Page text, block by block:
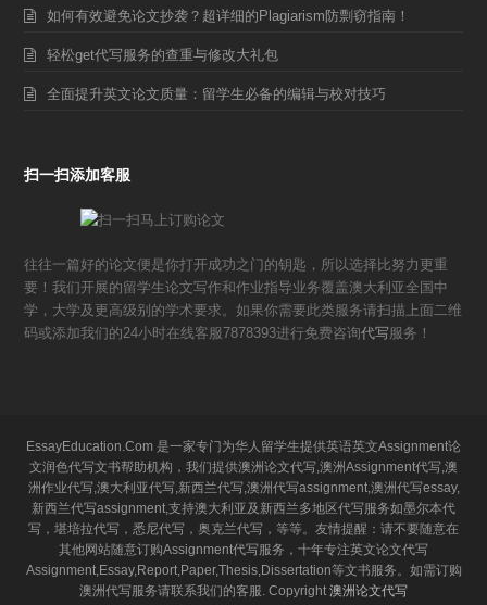
如何有效避免论文抄袭？超详细的Plagiarism防剽窃指南！
轻松get代写服务的查重与修改大礼包
全面提升英文论文质量：留学生必备的编辑与校对技巧
扫一扫添加客服
往往一篇好的论文便是你打开成功之门的钥匙，所以选择比努力更重
要！我们开展的留学生论文写作和作业指导业务覆盖澳大利亚全国中
学，大学及更高级别的学术要求。如果你需要此类服务请扫描上面二维
码或添加我们的24小时在线客服7878393进行免费咨询代写服务！
EssayEducation.Com 是一家专门为华人留学生提供英语英文Assignment论
文润色代写文书帮助机构，我们提供澳洲论文代写,澳洲Assignment代写,澳
洲作业代写,澳大利亚代写,新西兰代写,澳洲代写assignment,澳洲代写essay,
新西兰代写assignment,支持澳大利亚及新西兰多地区代写服务如墨尔本代
写，堪培拉代写，悉尼代写，奥克兰代写，等等。友情提醒：请不要随意在
其他网站随意订购Assignment代写服务，十年专注英文论文代写
Assignment,Essay,Report,Paper,Thesis,Dissertation等文书服务。如需订购
澳洲代写服务请联系我们的客服. Copyright 澳洲论文代写